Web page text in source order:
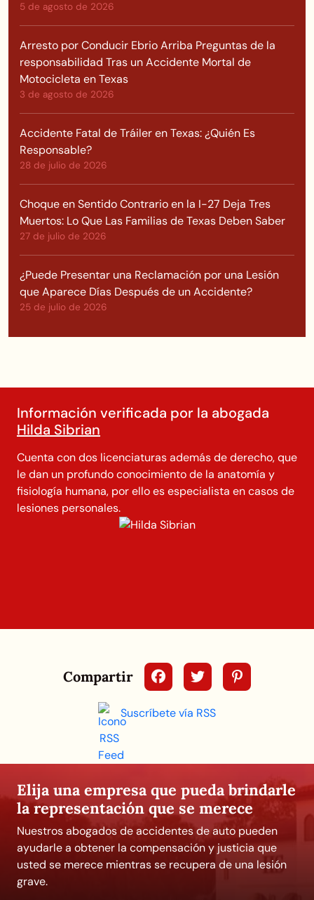
5 de agosto de 2026
Arresto por Conducir Ebrio Arriba Preguntas de la
responsabilidad Tras un Accidente Mortal de
Motocicleta en Texas
3 de agosto de 2026
Accidente Fatal de Tráiler en Texas: ¿Quién Es
Responsable?
28 de julio de 2026
Choque en Sentido Contrario en la I-27 Deja Tres
Muertos: Lo Que Las Familias de Texas Deben Saber
27 de julio de 2026
¿Puede Presentar una Reclamación por una Lesión
que Aparece Días Después de un Accidente?
25 de julio de 2026
Información verificada por la abogada
Hilda Sibrian
Cuenta con dos licenciaturas además de derecho, que
le dan un profundo conocimiento de la anatomía y
fisiología humana, por ello es especialista en casos de
lesiones personales.
Compartir
Suscríbete vía RSS
Elija una empresa que pueda brindarle
la representación que se merece
Nuestros abogados de accidentes de auto pueden
ayudarle a obtener la compensación y justicia que
usted se merece mientras se recupera de una lesión
grave.